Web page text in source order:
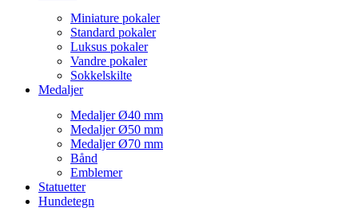
Miniature pokaler
Standard pokaler
Luksus pokaler
Vandre pokaler
Sokkelskilte
Medaljer
Medaljer Ø40 mm
Medaljer Ø50 mm
Medaljer Ø70 mm
Bånd
Emblemer
Statuetter
Hundetegn